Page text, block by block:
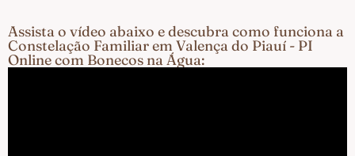
Assista o vídeo abaixo e descubra como funciona a
Constelação Familiar em Valença do Piauí - PI
Online com Bonecos na Água: